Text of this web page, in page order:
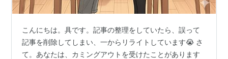
こんにちは。具です。記事の整理をしていたら、誤って
記事を削除してしまい、一からリライトしています😭 さ
て。あなたは、カミングアウトを受けたことがあります